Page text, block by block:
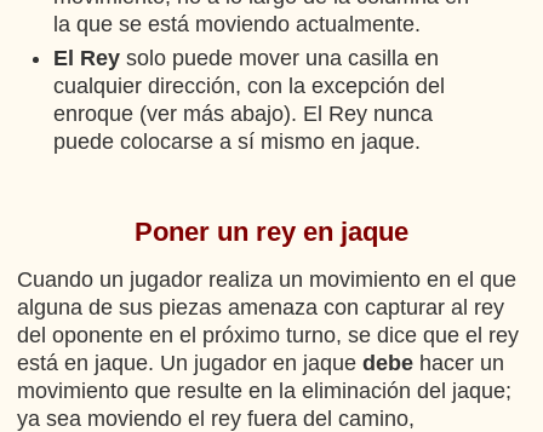
la que se está moviendo actualmente.
El Rey solo puede mover una casilla en
cualquier dirección, con la excepción del
enroque (ver más abajo). El Rey nunca
puede colocarse a sí mismo en jaque.
Poner un rey en jaque
Cuando un jugador realiza un movimiento en el que
alguna de sus piezas amenaza con capturar al rey
del oponente en el próximo turno, se dice que el rey
está en jaque. Un jugador en jaque debe hacer un
movimiento que resulte en la eliminación del jaque;
ya sea moviendo el rey fuera del camino,